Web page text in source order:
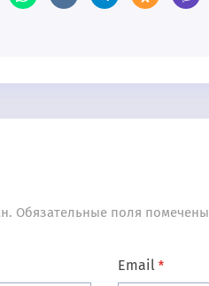
Обязательные поля помечены
Email*